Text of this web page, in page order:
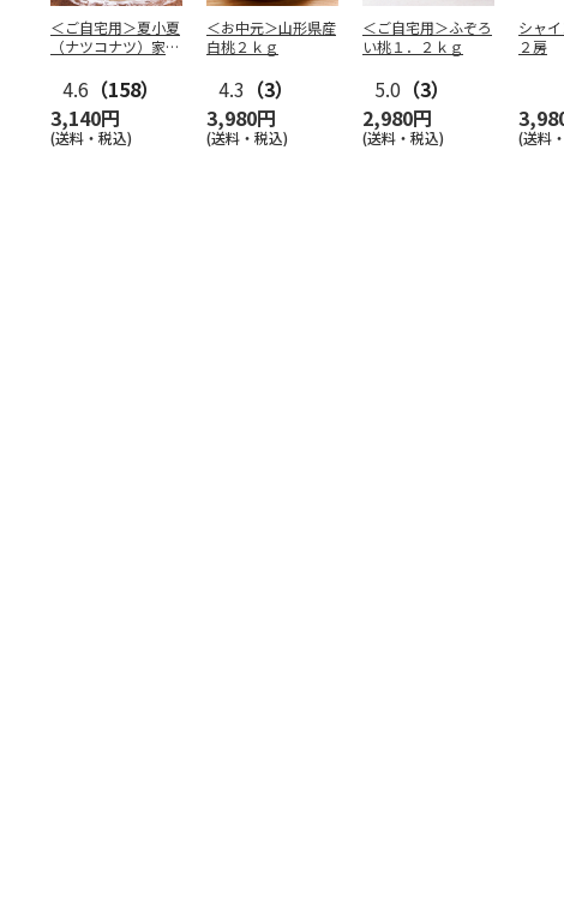
＜ご自宅用＞夏小夏
（ナツコナツ）家庭
4.6 （158）
3,140円
(送料・税込)
＜お中元＞山形県産
白桃２ｋｇ
4.3 （3）
3,980円
(送料・税込)
＜ご自宅用＞ふぞろ
い桃１．２ｋｇ
5.0 （3）
2,980円
(送料・税込)
シャイ
２房
(送料